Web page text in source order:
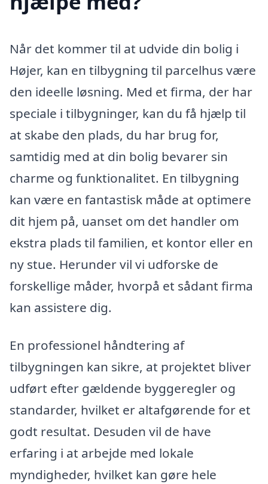
Når det kommer til at udvide din bolig i
Højer, kan en tilbygning til parcelhus være
den ideelle løsning. Med et firma, der har
speciale i tilbygninger, kan du få hjælp til
at skabe den plads, du har brug for,
samtidig med at din bolig bevarer sin
charme og funktionalitet. En tilbygning
kan være en fantastisk måde at optimere
dit hjem på, uanset om det handler om
ekstra plads til familien, et kontor eller en
ny stue. Herunder vil vi udforske de
forskellige måder, hvorpå et sådant firma
kan assistere dig.
En professionel håndtering af
tilbygningen kan sikre, at projektet bliver
udført efter gældende byggeregler og
standarder, hvilket er altafgørende for et
godt resultat. Desuden vil de have
erfaring i at arbejde med lokale
myndigheder, hvilket kan gøre hele